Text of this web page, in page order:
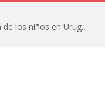
Intensamente de Disney es la favorita de los niños en Uruguay